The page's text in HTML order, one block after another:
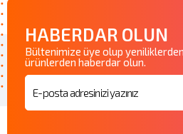
HABERDAR OLUN
Bültenimize üye olup
ürünlerden haberdar olun.